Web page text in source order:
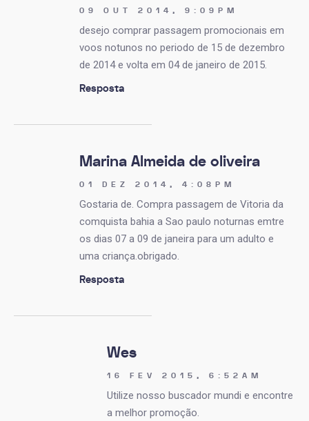
09 OUT 2014, 9:09PM
desejo comprar passagem promocionais em
voos notunos no periodo de 15 de dezembro
de 2014 e volta em 04 de janeiro de 2015.
Resposta
Marina Almeida de oliveira
01 DEZ 2014, 4:08PM
Gostaria de. Compra passagem de Vitoria da
comquista bahia a Sao paulo noturnas emtre
os dias 07 a 09 de janeira para um adulto e
uma criança.obrigado.
Resposta
Wes
16 FEV 2015, 6:52AM
Utilize nosso buscador mundi e encontre
a melhor promoção.